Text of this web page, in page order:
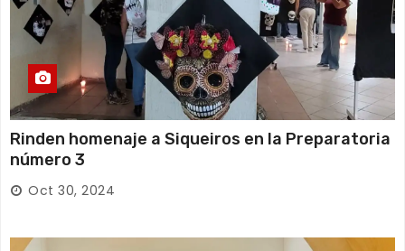
Rinden homenaje a Siqueiros en la Preparatoria
número 3
Oct 30, 2024